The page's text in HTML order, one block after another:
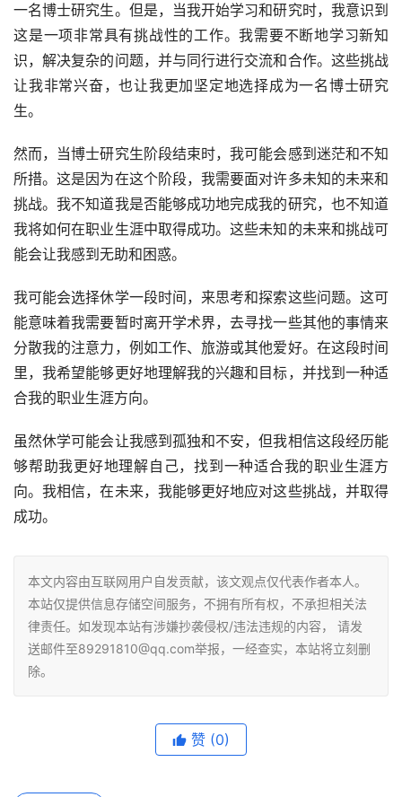
一名博士研究生。但是，当我开始学习和研究时，我意识到
这是一项非常具有挑战性的工作。我需要不断地学习新知
识，解决复杂的问题，并与同行进行交流和合作。这些挑战
让我非常兴奋，也让我更加坚定地选择成为一名博士研究
生。
然而，当博士研究生阶段结束时，我可能会感到迷茫和不知
所措。这是因为在这个阶段，我需要面对许多未知的未来和
挑战。我不知道我是否能够成功地完成我的研究，也不知道
我将如何在职业生涯中取得成功。这些未知的未来和挑战可
能会让我感到无助和困惑。
我可能会选择休学一段时间，来思考和探索这些问题。这可
能意味着我需要暂时离开学术界，去寻找一些其他的事情来
分散我的注意力，例如工作、旅游或其他爱好。在这段时间
里，我希望能够更好地理解我的兴趣和目标，并找到一种适
合我的职业生涯方向。
虽然休学可能会让我感到孤独和不安，但我相信这段经历能
够帮助我更好地理解自己，找到一种适合我的职业生涯方
向。我相信，在未来，我能够更好地应对这些挑战，并取得
成功。
本文内容由互联网用户自发贡献，该文观点仅代表作者本人。
本站仅提供信息存储空间服务，不拥有所有权，不承担相关法
律责任。如发现本站有涉嫌抄袭侵权/违法违规的内容， 请发
送邮件至89291810@qq.com举报，一经查实，本站将立刻删
除。
赞 (0)